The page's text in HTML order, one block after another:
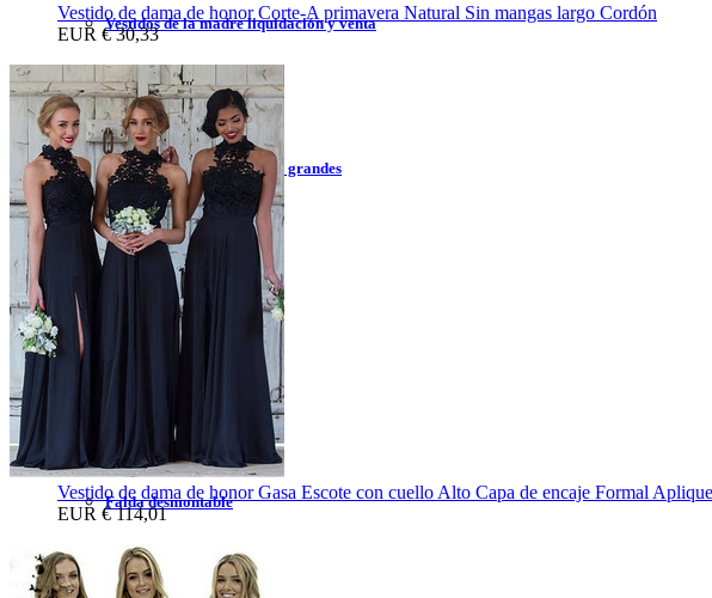
Vestidos de la madre liquidación y venta
Vestidos de la madre 2023
Vestidos de la madre corto
Vestidos de la madre tallas grandes
Vestidos de la madre largo
Vestidos de traje de pantalón
Accesorios de Boda
Velos de boda
Guantes de boda
Falda desmontable
Enagua de boda
Vestido de dama de honor Corte-A primavera Natural Sin mangas largo Cordón
EUR € 30,33
Vestido de dama de honor Gasa Escote con cuello Alto Capa de encaje Formal
EUR € 114,01